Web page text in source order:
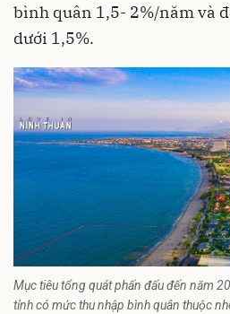
bình quân 1,5- 2%/năm và
dưới 1,5%.
Mục tiêu tổng quát phấn đấu đến năm
tỉnh có mức thu nhập bình quân thuộc